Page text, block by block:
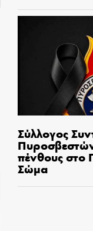
Σύλλογος
πένθους στο
Σώμα